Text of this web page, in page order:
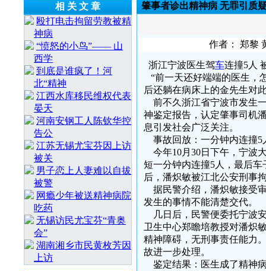
相 关 文 章
殴打电击拘留劳教被精
神病
“愤怒的小鸟”—— 山
西学
到底是谁疯了！河
北“精神
江西水库移民维权代表
晏天
河南安钢工人陈钦华控
告公
江苏无锡尤宝芬因上访
被关
男子恋上人妻难以自拔
被警
网瘾少年被送精神病院
吃药
无锡访民尤宝芬“青奥
会”
湖南湘乡市民黄枚芳因
上访
肇事者诊出精神病 无罪引质
作者： 郑黎
浙江宁波医生驾车连撞5人
“前一天还好端端的医生，
后还躺在病床上的金先生对
前不久浙江省宁波市发生
神鉴定报告，认定肇事司机
息引发社会广泛关注。
事故回放：一分钟内连撞5
今年10月30日下午，宁波
短一分钟内连撞5人，最后
后，潘炽敏被江北公安刑事
据民警介绍，潘炽敏接受
发生的事情不能清楚交代。
几日后，民警便委托宁波
卫生中心郑瞻培教授对潘炽
精神障碍，无刑事责任能力
故进一步处理。
鉴定结果：医生成了精神